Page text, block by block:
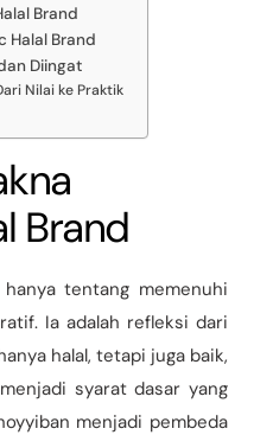
Brand
Halal Brand
Diingat
Nilai ke Praktik
Brand
tentang memenuhi
Ia adalah refleksi dari
halal, tetapi juga baik,
syarat dasar yang
menjadi pembeda